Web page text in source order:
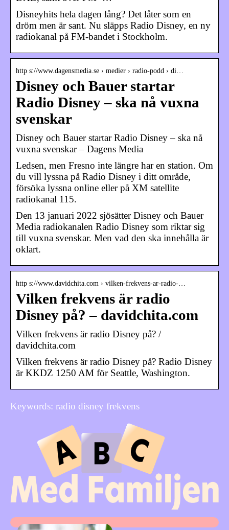
Disneyhits hela dagen lång? Det låter som en
dröm men är sant. Nu släpps Radio Disney, en ny
radiokanal på FM-bandet i Stockholm.
http s://www.dagensmedia.se › medier › radio-podd › di…
Disney och Bauer startar
Radio Disney – ska nå vuxna
svenskar
Disney och Bauer startar Radio Disney – ska nå
vuxna svenskar – Dagens Media
Ledsen, men Fresno inte längre har en station. Om
du vill lyssna på Radio Disney i ditt område,
försöka lyssna online eller på XM satellite
radiokanal 115.
Den 13 januari 2022 sjösätter Disney och Bauer
Media radiokanalen Radio Disney som riktar sig
till vuxna svenskar. Men vad den ska innehålla är
oklart.
http s://www.davidchita.com › vilken-frekvens-ar-radio-…
Vilken frekvens är radio
Disney på? – davidchita.com
Vilken frekvens är radio Disney på? /
davidchita.com
Vilken frekvens är radio Disney på? Radio Disney
är KKDZ 1250 AM för Seattle, Washington.
Keywords: radio disney frekvens